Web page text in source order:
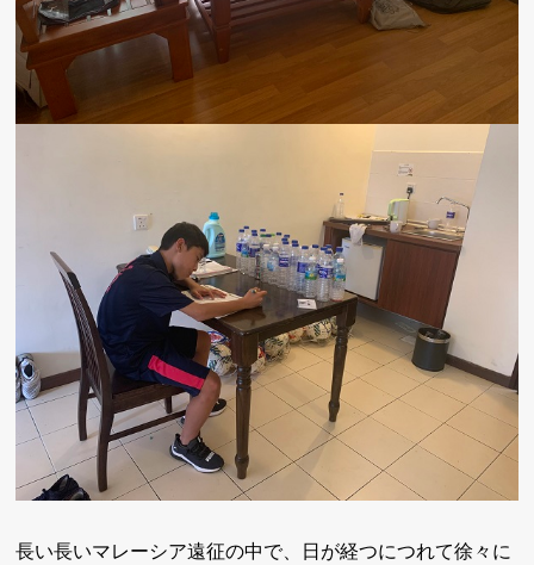
長い長いマレーシア遠征の中で、日が経つにつれて徐々に